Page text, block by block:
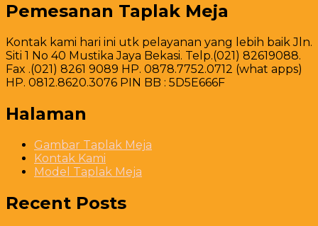
Pemesanan Taplak Meja
Kontak kami hari ini utk pelayanan yang lebih baik Jln.
Siti 1 No 40 Mustika Jaya Bekasi. Telp.(021) 82619088.
Fax .(021) 8261 9089 HP. 0878.7752.0712 (what apps)
HP. 0812.8620.3076 PIN BB : 5D5E666F
Halaman
Gambar Taplak Meja
Kontak Kami
Model Taplak Meja
Recent Posts